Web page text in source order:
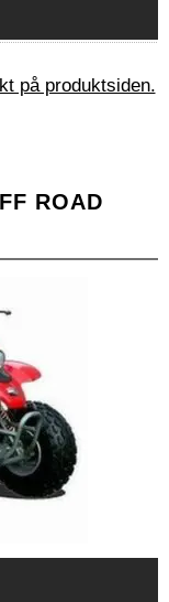
på produktsiden.
ROAD